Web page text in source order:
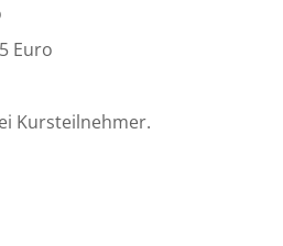
Euro
Kursteilnehmer.